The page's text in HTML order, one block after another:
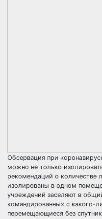
Обсервация при
можно не только
рекомендаций о количестве
изолированы в одном
учреждений заселяют в
командированных с какого-
перемещающиеся без